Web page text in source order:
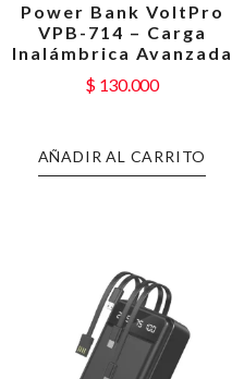
Power Bank VoltPro
VPB-714 – Carga
Inalámbrica Avanzada
$ 130.000
AÑADIR AL CARRITO